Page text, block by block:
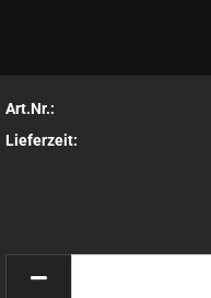
Art.Nr.:
Lieferzeit: